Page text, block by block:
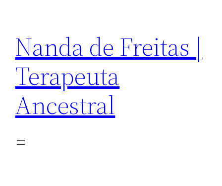
conteúdo
Nanda de Freitas |
Terapeuta
Ancestral